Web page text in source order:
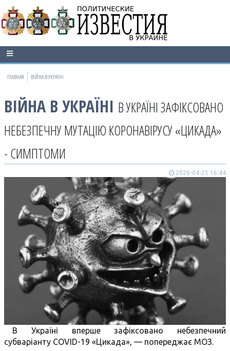
ГЛАВНАЯ ВІЙНА В УКРАЇНІ
ВІЙНА В УКРАЇНІ В УКРАЇНІ ЗАФІКСОВАНО
НЕБЕЗПЕЧНУ МУТАЦІЮ КОРОНАВІРУСУ «ЦИКАДА»
- СИМПТОМИ
2026-04-23 16:44
В Україні вперше зафіксовано небезпечний
субваріанту COVID-19 «Цикада», — попереджає МОЗ.